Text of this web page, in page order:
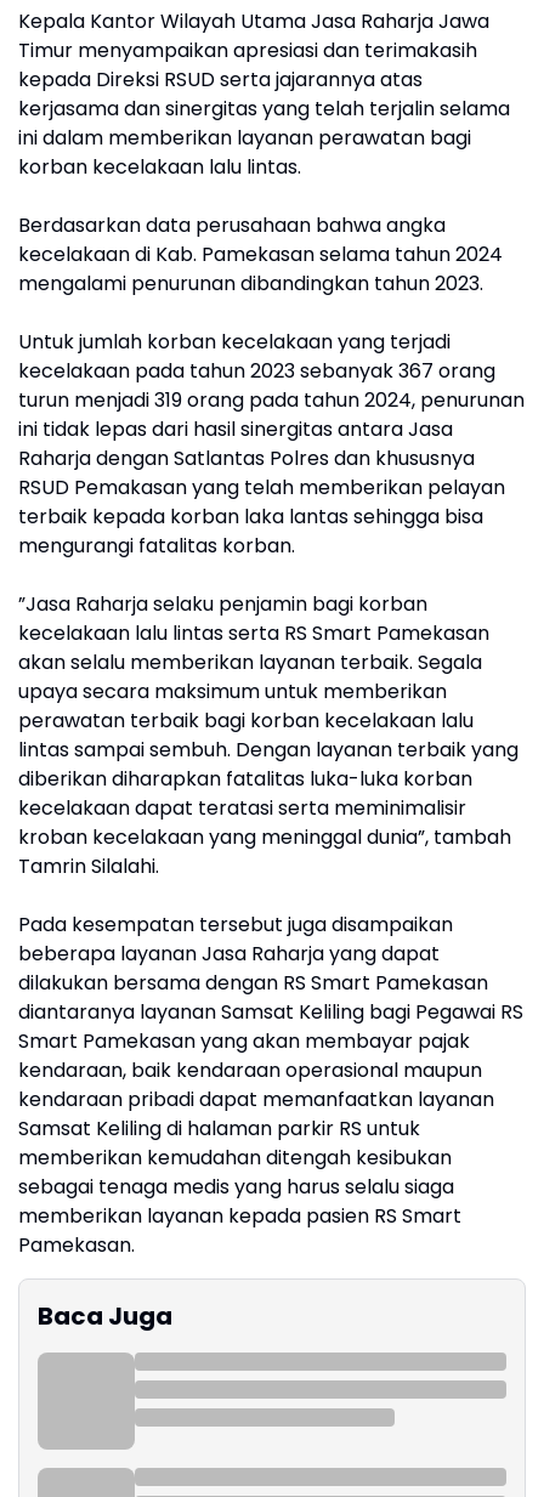
Kepala Kantor Wilayah Utama Jasa Raharja Jawa
Timur menyampaikan apresiasi dan terimakasih
kepada Direksi RSUD serta jajarannya atas
kerjasama dan sinergitas yang telah terjalin selama
ini dalam memberikan layanan perawatan bagi
korban kecelakaan lalu lintas.
Berdasarkan data perusahaan bahwa angka
kecelakaan di Kab. Pamekasan selama tahun 2024
mengalami penurunan dibandingkan tahun 2023.
Untuk jumlah korban kecelakaan yang terjadi
kecelakaan pada tahun 2023 sebanyak 367 orang
turun menjadi 319 orang pada tahun 2024, penurunan
ini tidak lepas dari hasil sinergitas antara Jasa
Raharja dengan Satlantas Polres dan khususnya
RSUD Pemakasan yang telah memberikan pelayan
terbaik kepada korban laka lantas sehingga bisa
mengurangi fatalitas korban.
”Jasa Raharja selaku penjamin bagi korban
kecelakaan lalu lintas serta RS Smart Pamekasan
akan selalu memberikan layanan terbaik. Segala
upaya secara maksimum untuk memberikan
perawatan terbaik bagi korban kecelakaan lalu
lintas sampai sembuh. Dengan layanan terbaik yang
diberikan diharapkan fatalitas luka-luka korban
kecelakaan dapat teratasi serta meminimalisir
kroban kecelakaan yang meninggal dunia”, tambah
Tamrin Silalahi.
Pada kesempatan tersebut juga disampaikan
beberapa layanan Jasa Raharja yang dapat
dilakukan bersama dengan RS Smart Pamekasan
diantaranya layanan Samsat Keliling bagi Pegawai RS
Smart Pamekasan yang akan membayar pajak
kendaraan, baik kendaraan operasional maupun
kendaraan pribadi dapat memanfaatkan layanan
Samsat Keliling di halaman parkir RS untuk
memberikan kemudahan ditengah kesibukan
sebagai tenaga medis yang harus selalu siaga
memberikan layanan kepada pasien RS Smart
Pamekasan.
Baca Juga